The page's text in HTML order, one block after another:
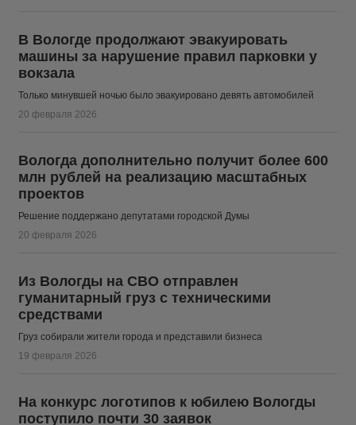
В Вологде продолжают эвакуировать
машины за нарушение правил парковки у
вокзала
Только минувшей ночью было эвакуировано девять автомобилей
20 февраля 2026
Вологда дополнительно получит более 600
млн рублей на реализацию масштабных
проектов
Решение поддержано депутатами городской Думы
20 февраля 2026
Из Вологды на СВО отправлен
гуманитарный груз с техническими
средствами
Груз собирали жители города и представили бизнеса
19 февраля 2026
На конкурс логотипов к юбилею Вологды
поступило почти 30 заявок